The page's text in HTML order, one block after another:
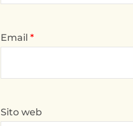
Email *
Sito web